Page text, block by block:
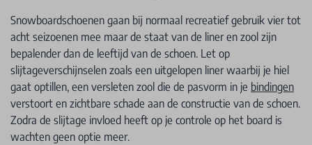
Snowboardschoenen gaan bij normaal recreatief gebruik vier tot
acht seizoenen mee maar de staat van de liner en zool zijn
bepalender dan de leeftijd van de schoen. Let op
slijtageverschijnselen zoals een uitgelopen liner waarbij je hiel
gaat optillen, een versleten zool die de pasvorm in je bindingen
verstoort en zichtbare schade aan de constructie van de schoen.
Zodra de slijtage invloed heeft op je controle op het board is
wachten geen optie meer.